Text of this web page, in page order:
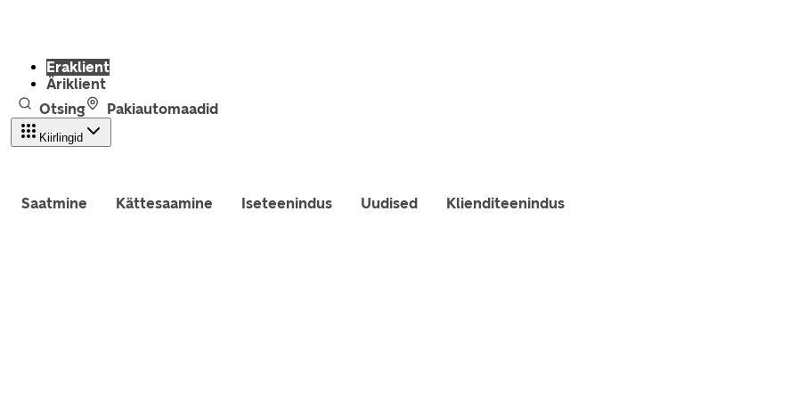
Eraklient
Äriklient
Otsing
Pakiautomaadid
Kiirlingid
Saatmine Kättesaamine Iseteenindus Uudised Klienditeenindus